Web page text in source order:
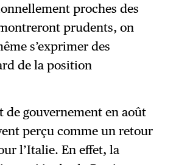
proches des
prudents, on
s’exprimer des
de la position
de gouvernement en août
perçu comme un retour
l’Italie. En effet, la